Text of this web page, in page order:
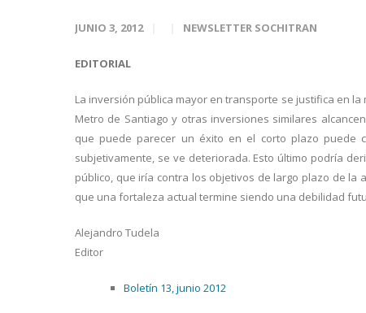
JUNIO 3, 2012 NEWSLETTER SOCHITRAN
EDITORIAL
La inversión pública mayor en transporte se justifica en
Metro de Santiago y otras inversiones similares
que puede parecer un éxito en el corto plazo puede
subjetivamente, se ve deteriorada. Esto último podría
público, que iría contra los objetivos de largo plazo de
que una fortaleza actual termine siendo una debilidad
Alejandro Tudela
Editor
Boletín 13, junio 2012